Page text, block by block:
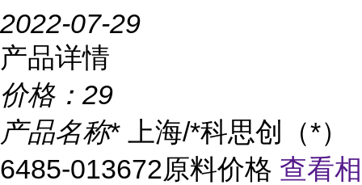
2022-07-29
产品详情
价格： 29
产品名称* 上海/*科思创（*）
6485-013672原料价格 查看相